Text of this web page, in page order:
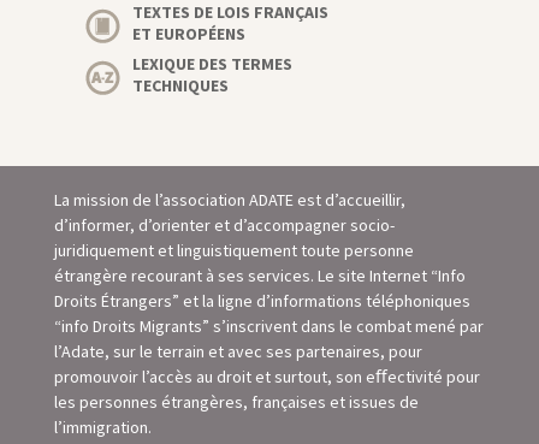
TEXTES DE LOIS FRANÇAIS
ET EUROPÉENS
LEXIQUE DES TERMES
TECHNIQUES
La mission de l’association ADATE est d’accueillir,
d’informer, d’orienter et d’accompagner socio-
juridiquement et linguistiquement toute personne
étrangère recourant à ses services. Le site Internet “Info
Droits Étrangers” et la ligne d’informations téléphoniques
“info Droits Migrants” s’inscrivent dans le combat mené par
l’Adate, sur le terrain et avec ses partenaires, pour
promouvoir l’accès au droit et surtout, son eﬀectivité pour
les personnes étrangères, françaises et issues de
l’immigration.